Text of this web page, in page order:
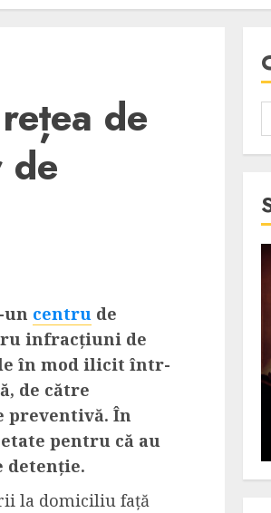
de
de
un centru de
infracțiuni de
în mod ilicit într-
de către
preventivă. În
pentru că au
detenție.
la domiciliu față
Cluj
Clujului. De
atrage Clujul tinerii si
cei mai in varsta an de
ALEXANDRU S. DECEMBER 13, 2023